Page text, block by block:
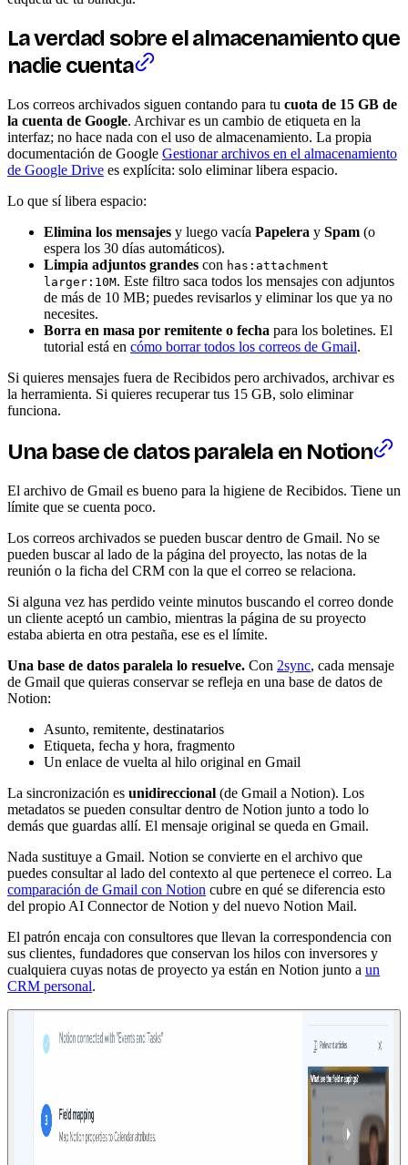
La verdad sobre el almacenamiento que
nadie cuenta
Los correos archivados siguen contando para tu cuota de 15 GB de
la cuenta de Google. Archivar es un cambio de etiqueta en la
interfaz; no hace nada con el uso de almacenamiento. La propia
documentación de Google Gestionar archivos en el almacenamiento
de Google Drive es explícita: solo eliminar libera espacio.
Lo que sí libera espacio:
Elimina los mensajes y luego vacía Papelera y Spam (o
espera los 30 días automáticos).
Limpia adjuntos grandes con has:attachment
larger:10M. Este filtro saca todos los mensajes con adjuntos
de más de 10 MB; puedes revisarlos y eliminar los que ya no
necesites.
Borra en masa por remitente o fecha para los boletines. El
tutorial está en cómo borrar todos los correos de Gmail.
Si quieres mensajes fuera de Recibidos pero archivados, archivar es
la herramienta. Si quieres recuperar tus 15 GB, solo eliminar
funciona.
Una base de datos paralela en Notion
El archivo de Gmail es bueno para la higiene de Recibidos. Tiene un
límite que se cuenta poco.
Los correos archivados se pueden buscar dentro de Gmail. No se
pueden buscar al lado de la página del proyecto, las notas de la
reunión o la ficha del CRM con la que el correo se relaciona.
Si alguna vez has perdido veinte minutos buscando el correo donde
un cliente aceptó un cambio, mientras la página de su proyecto
estaba abierta en otra pestaña, ese es el límite.
Una base de datos paralela lo resuelve. Con 2sync, cada mensaje
de Gmail que quieras conservar se refleja en una base de datos de
Notion:
Asunto, remitente, destinatarios
Etiqueta, fecha y hora, fragmento
Un enlace de vuelta al hilo original en Gmail
La sincronización es unidireccional (de Gmail a Notion). Los
metadatos se pueden consultar dentro de Notion junto a todo lo
demás que guardas allí. El mensaje original se queda en Gmail.
Nada sustituye a Gmail. Notion se convierte en el archivo que
puedes consultar al lado del contexto al que pertenece el correo. La
comparación de Gmail con Notion cubre en qué se diferencia esto
del propio AI Connector de Notion y del nuevo Notion Mail.
El patrón encaja con consultores que llevan la correspondencia con
sus clientes, fundadores que conservan los hilos con inversores y
cualquiera cuyas notas de proyecto ya están en Notion junto a un
CRM personal.